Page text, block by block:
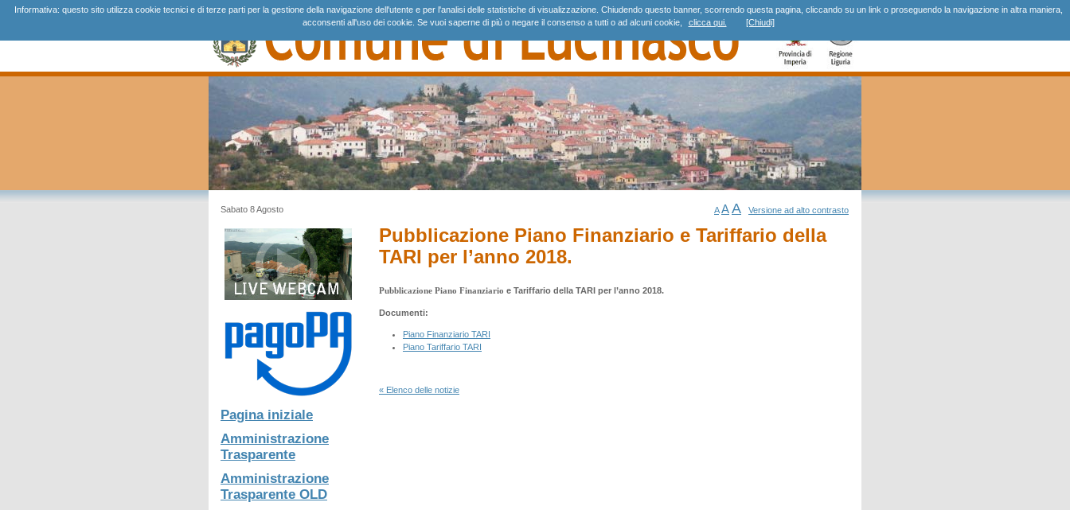
Sabato 8 Agosto
Pagina iniziale
Amministrazione
Trasparente
Amministrazione
Trasparente OLD
A AA Versione ad alto contrasto
Pubblicazione Piano Finanziario e Tariffario della
TARI per l’anno 2018.
Pubblicazione Piano Finanziario e Tariffario della TARI per l’anno 2018.
Documenti:
Piano Finanziario TARI
Piano Tariffario TARI
« Elenco delle notizie
Informativa: questo sito utilizza cookie tecnici e di terze parti per la gestione della navigazione dell'utente e per l'analisi delle statistiche di visualizzazione. Chiudendo questo banner, scorrendo questa pagina, cliccando su un link o proseguendo la navigazione in altra maniera,
acconsenti all'uso dei cookie. Se vuoi saperne di più o negare il consenso a tutti o ad alcuni cookie,
clicca qui. [Chiudi]